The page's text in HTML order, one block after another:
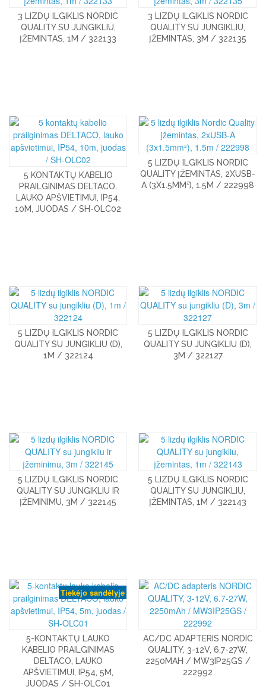
3 LIZDŲ ILGIKLIS NORDIC
QUALITY SU JUNGIKLIU,
ĮŽEMINTAS, 1M / 322133
3 LIZDŲ ILGIKLIS NORDIC
QUALITY SU JUNGIKLIU,
ĮŽEMINTAS, 3M / 322135
5 KONTAKTŲ KABELIO
PRAILGINIMAS DELTACO,
LAUKO APŠVIETIMUI, IP54,
10M, JUODAS / SH-OLC02
5 LIZDŲ ILGIKLIS NORDIC
QUALITY ĮŽEMINTAS, 2XUSB-
A (3X1.5MM²), 1.5M / 222998
5 LIZDŲ ILGIKLIS NORDIC
QUALITY SU JUNGIKLIU (D),
1M / 322124
5 LIZDŲ ILGIKLIS NORDIC
QUALITY SU JUNGIKLIU (D),
3M / 322127
5 LIZDŲ ILGIKLIS NORDIC
QUALITY SU JUNGIKLIU IR
ĮŽEMINIMU, 3M / 322145
5 LIZDŲ ILGIKLIS NORDIC
QUALITY SU JUNGIKLIU,
ĮŽEMINTAS, 1M / 322143
Tiekėjo sandėlyje
5-KONTAKTŲ LAUKO
KABELIO PRAILGINIMAS
DELTACO, LAUKO
APŠVIETIMUI, IP54, 5M,
JUODAS / SH-OLC01
AC/DC ADAPTERIS NORDIC
QUALITY, 3-12V, 6.7-27W,
2250MAH / MW3IP25GS /
222992